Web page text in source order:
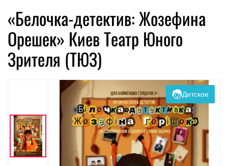
«Белочка-детектив: Жозефина
Орешек» Киев Театр Юного
Зрителя (ТЮЗ)
Детское